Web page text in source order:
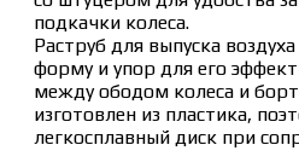
подкачки колеса.
Раструб для выпуска
форму и упор для его
между ободом колеса и
изготовлен из пластика,
легкосплавный диск при